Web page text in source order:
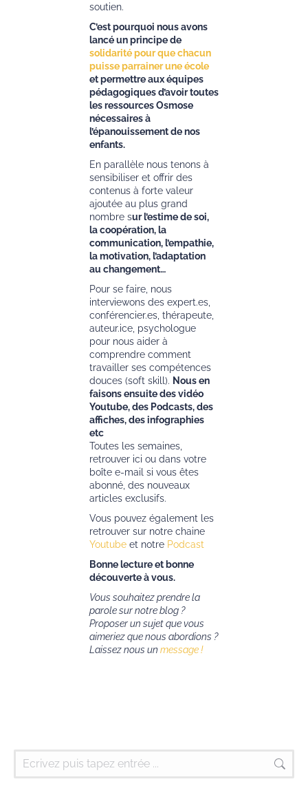
soutien.
C’est pourquoi nous avons
lancé un principe de
solidarité pour que chacun
puisse parrainer une école
et permettre aux équipes
pédagogiques d’avoir toutes
les ressources Osmose
nécessaires à
l’épanouissement de nos
enfants.
En parallèle nous tenons à
sensibiliser et offrir des
contenus à forte valeur
ajoutée au plus grand
nombre sur l’estime de soi,
la coopération, la
communication, l’empathie,
la motivation, l’adaptation
au changement…
Pour se faire, nous
interviewons des expert.es,
conférencier.es, thérapeute,
auteur.ice, psychologue
pour nous aider à
comprendre comment
travailler ses compétences
douces (soft skill). Nous en
faisons ensuite des vidéo
Youtube, des Podcasts, des
affiches, des infographies
etc
Toutes les semaines,
retrouver ici ou dans votre
boîte e-mail si vous êtes
abonné, des nouveaux
articles exclusifs.
Vous pouvez également les
retrouver sur notre chaine
Youtube et notre Podcast
Bonne lecture et bonne
découverte à vous.
Vous souhaitez prendre la
parole sur notre blog ?
Proposer un sujet que vous
aimeriez que nous abordions ?
Laissez nous un message !